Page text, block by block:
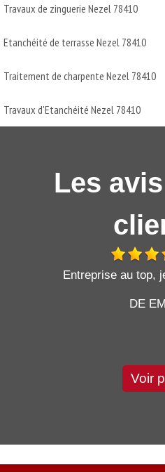
Travaux de zinguerie Nezel 78410
Etanchéité de terrasse Nezel 78410
Traitement de charpente Nezel 78410
Travaux d'Etanchéité Nezel 78410
Les
Entreprise au top,
DE
Voir